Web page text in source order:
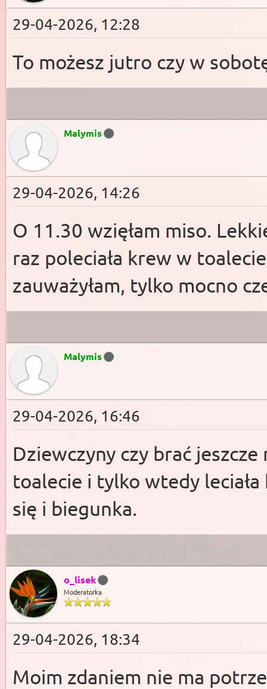
29-04-2026, 12:28
To możesz jutro czy w
Malymis
29-04-2026, 14:26
O 11.30 wzięłam miso.
raz poleciała krew w
zauważyłam, tylko mocno
Malymis
29-04-2026, 16:46
Dziewczyny czy brać
toalecie i tylko wtedy
się i biegunka.
o_lisek
Moderatorka
29-04-2026, 18:34
Moim zdaniem nie ma